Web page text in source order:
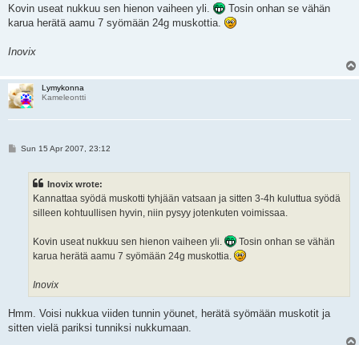
Kovin useat nukkuu sen hienon vaiheen yli.
Tosin onhan se vähän
karua herätä aamu 7 syömään 24g muskottia.
Inovix
Lymykonna
Kameleontti
PSun 15 Apr 2007, 23:12
Inovix wrote:
Kannattaa syödä muskotti tyhjään vatsaan ja sitten 3-4h kuluttua syödä
silleen kohtuullisen hyvin, niin pysyy jotenkuten voimissaa.
Kovin useat nukkuu sen hienon vaiheen yli.
Tosin onhan se vähän
karua herätä aamu 7 syömään 24g muskottia.
Inovix
Hmm. Voisi nukkua viiden tunnin yöunet, herätä syömään muskotit ja
sitten vielä pariksi tunniksi nukkumaan.